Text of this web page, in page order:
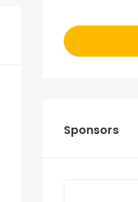
Sponsors